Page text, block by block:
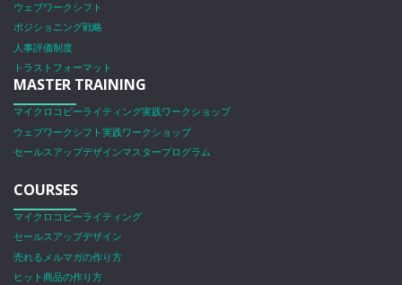
ウェブワークシフト
ポジショニング戦略
人事評価制度
トラストフォーマット
MASTER TRAINING
マイクロコピーライティング実践ワークショップ
ウェブワークシフト実践ワークショップ
セールスアップデザインマスタープログラム
COURSES
マイクロコピーライティング
セールスアップデザイン
売れるメルマガの作り方
ヒット商品の作り方